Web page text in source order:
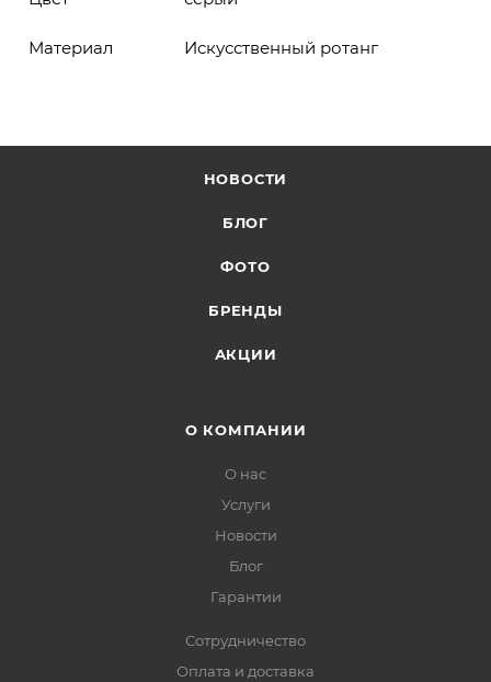
Материал Искусственный ротанг
НОВОСТИ
БЛОГ
ФОТО
БРЕНДЫ
АКЦИИ
О КОМПАНИИ
О нас
Услуги
Новости
Блог
Гарантии
Сотрудничество
Оплата и доставка